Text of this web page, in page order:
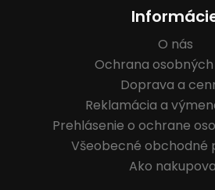
O nás
Ochrana
Doprava a
Reklamácia a
Prehlásenie o ochrane
Všeobecné obchodné
Ako